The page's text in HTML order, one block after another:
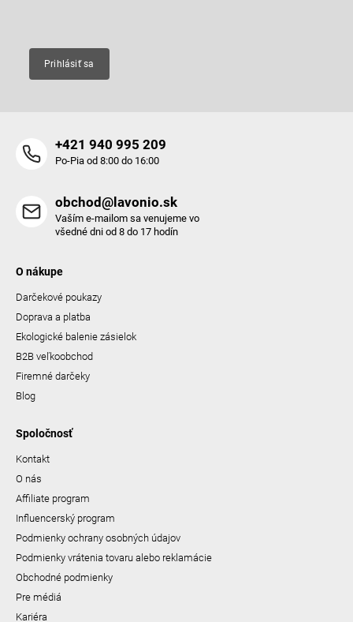
Prihlásiť sa
+421 940 995 209
Po-Pia od 8:00 do 16:00
obchod@lavonio.sk
Vaším e-mailom sa venujeme vo
všedné dni od 8 do 17 hodín
O nákupe
Darčekové poukazy
Doprava a platba
Ekologické balenie zásielok
B2B veľkoobchod
Firemné darčeky
Blog
Spoločnosť
Kontakt
O nás
Affiliate program
Influencerský program
Podmienky ochrany osobných údajov
Podmienky vrátenia tovaru alebo reklamácie
Obchodné podmienky
Pre médiá
Kariéra